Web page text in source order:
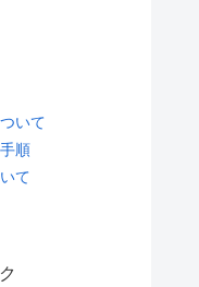
いて
順
て